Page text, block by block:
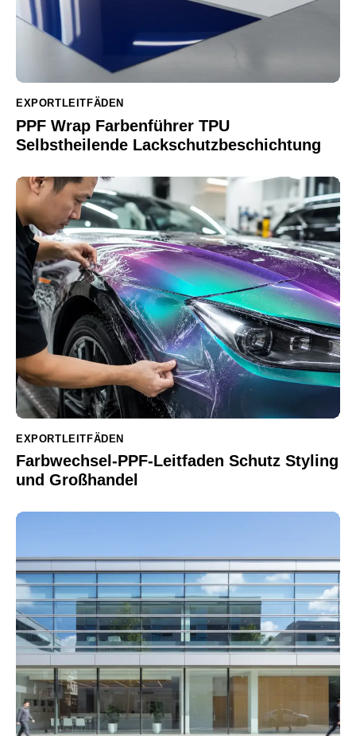
EXPORTLEITFÄDEN
PPF Wrap Farbenführer TPU
Selbstheilende Lackschutzbeschichtung
EXPORTLEITFÄDEN
Farbwechsel-PPF-Leitfaden Schutz Styling
und Großhandel